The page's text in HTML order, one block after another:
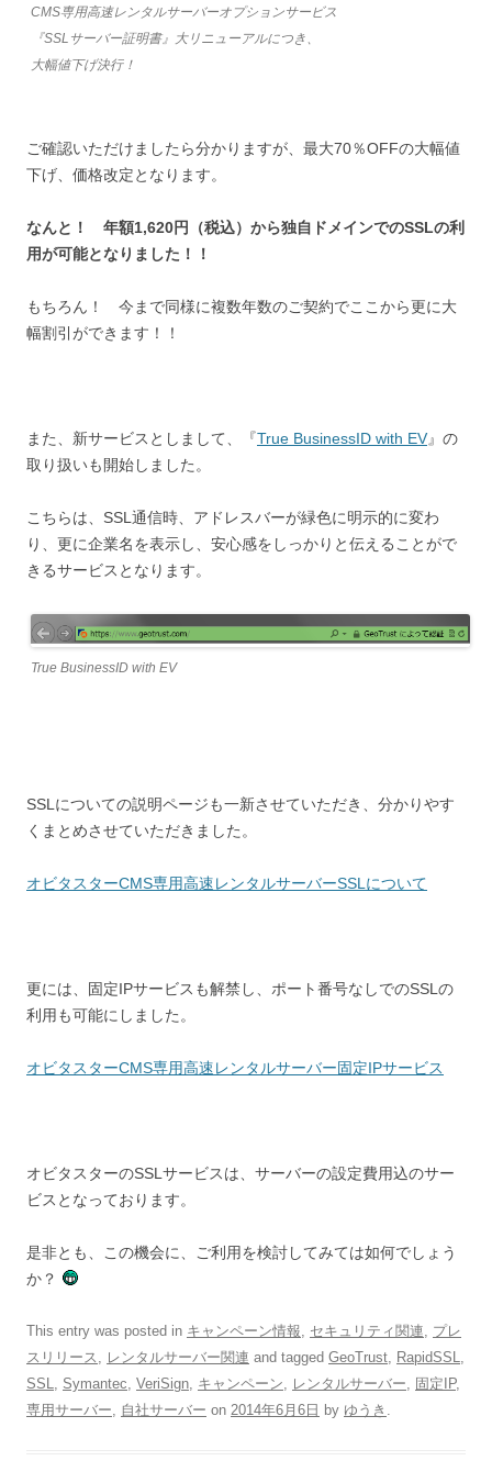
CMS専用高速レンタルサーバーオプションサービス
『SSLサーバー証明書』大リニューアルにつき、
大幅値下げ決行！
ご確認いただけましたら分かりますが、最大70％OFFの大幅値
下げ、価格改定となります。
なんと！ 年額1,620円（税込）から独自ドメインでのSSLの利
用が可能となりました！！
もちろん！ 今まで同様に複数年数のご契約でここから更に大
幅割引ができます！！
また、新サービスとしまして、『True BusinessID with EV』の
取り扱いも開始しました。
こちらは、SSL通信時、アドレスバーが緑色に明示的に変わ
り、更に企業名を表示し、安心感をしっかりと伝えることがで
きるサービスとなります。
True BusinessID with EV
SSLについての説明ページも一新させていただき、分かりやす
くまとめさせていただきました。
オビタスターCMS専用高速レンタルサーバーSSLについて
更には、固定IPサービスも解禁し、ポート番号なしでのSSLの
利用も可能にしました。
オビタスターCMS専用高速レンタルサーバー固定IPサービス
オビタスターのSSLサービスは、サーバーの設定費用込のサー
ビスとなっております。
是非とも、この機会に、ご利用を検討してみては如何でしょう
か？
This entry was posted in キャンペーン情報 セキュリティ関連
プレ
スリリース
レンタルサーバー関連 and tagged GeoTrust RapidSSL
SSL
Symantec VeriSign キャンペーン レンタルサーバー 固定IP,
専用サーバー
自社サーバー on 2014年6月6日 by ゆうき